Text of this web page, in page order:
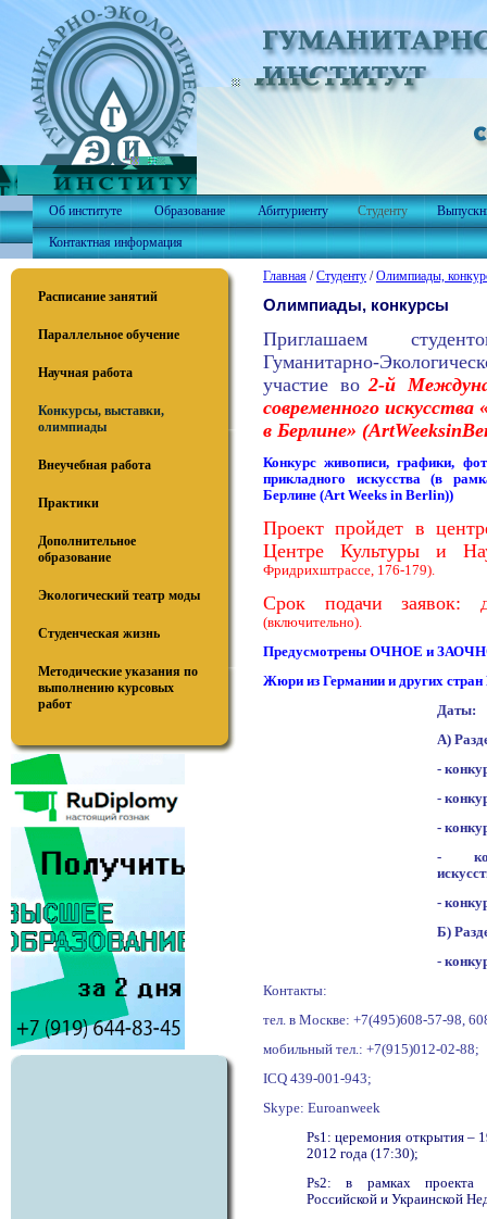
Об институте Образование Абитуриенту Студенту
Контактная информация
Расписание занятий
Параллельное обучение
Научная работа
Конкурсы, выставки,
олимпиады
Внеучебная работа
Практики
Дополнительное
образование
Экологический театр моды
Студенческая жизнь
Методические указания по
выполнению курсовых
работ
Главная /Студенту /Олимпиады,
Олимпиады, конкурсы
Приглашаем
Гуманитарно-
участие во 2-й
современного искусства
в Берлине» (ArtWeeksin
Конкурс живописи, графики,
прикладного искусства (в
Берлине (Art Weeks in Berlin))
Проект пройдет в
Центре Культуры и
Фридрихштрассе, 176-179).
Срок подачи заявок:
(включительно).
Предусмотрены ОЧНОЕ и
Жюри из Германии и других стран
Даты:
А)
-
-
-
-
-
Б)
-
Контакты:
тел. в Москве: +7(495)608-57-98,
мобильный тел.: +7(915)012-02-88;
ICQ 439-001-943;
Skype: Euroanweek
Ps1: церемония открытия –
2012 года (17:30);
Ps2: в рамках проекта
Российской и Украинской